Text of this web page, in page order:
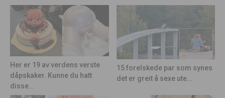
Her er 19 av verdens verste
dåpskaker. Kunne du hatt
disse...
15 forelskede par som synes
det er greit å sexe ute...